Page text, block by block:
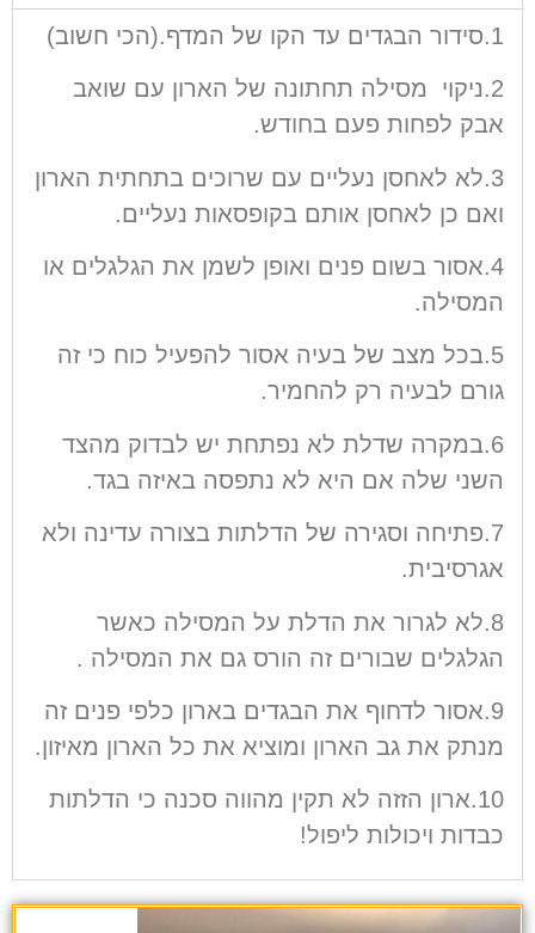
1.סידור הבגדים עד הקו של המדף.(הכי חשוב)
2.ניקוי מסילה תחתונה של הארון עם שואב
אבק לפחות פעם בחודש.
3.לא לאחסן נעליים עם שרוכים בתחתית הארון
ואם כן לאחסן אותם בקופסאות נעליים.
4.אסור בשום פנים ואופן לשמן את הגלגלים או
המסילה.
5.בכל מצב של בעיה אסור להפעיל כוח כי זה
גורם לבעיה רק להחמיר.
6.במקרה שדלת לא נפתחת יש לבדוק מהצד
השני שלה אם היא לא נתפסה באיזה בגד.
7.פתיחה וסגירה של הדלתות בצורה עדינה ולא
אגרסיבית.
8.לא לגרור את הדלת על המסילה כאשר
הגלגלים שבורים זה הורס גם את המסילה .
9.אסור לדחוף את הבגדים בארון כלפי פנים זה
מנתק את גב הארון ומוציא את כל הארון מאיזון.
10.ארון הזזה לא תקין מהווה סכנה כי הדלתות
כבדות ויכולות ליפול!